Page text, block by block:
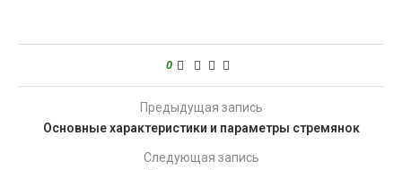
0
Предыдущая запись
Основные характеристики и параметры стремянок
Следующая запись